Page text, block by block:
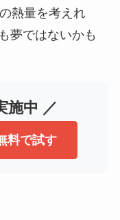
熱量を考えれ
夢ではないかも
施中 ／
料で試す